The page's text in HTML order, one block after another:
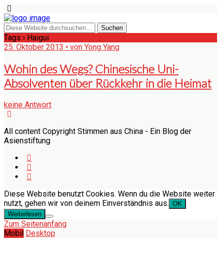
Tags › Haigui
25. Oktober 2013 • von Yong Yang
Wohin des Wegs? Chinesische Uni-
Absolventen über Rückkehr in die Heimat
keine Antwort
All content Copyright Stimmen aus China - Ein Blog der
Asienstiftung
Diese Website benutzt Cookies. Wenn du die Website weiter
nutzt, gehen wir von deinem Einverständnis aus. OK
Weiterlesen
Zum Seitenanfang
Mobil Desktop